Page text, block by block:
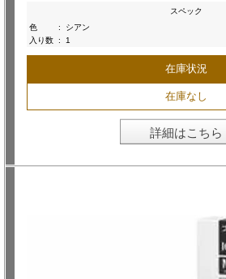
スペック
色
:
シアン
入り数 : 1
在庫状況
在庫なし
詳細はこちら